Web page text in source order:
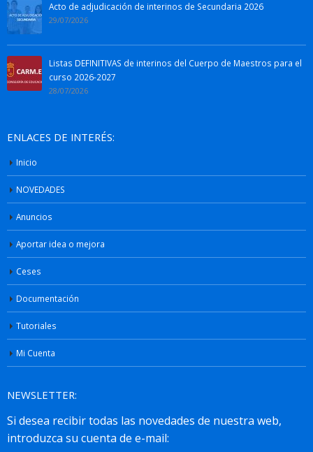
Acto de adjudicación de interinos de Secundaria 2026
29/07/2026
Listas DEFINITIVAS de interinos del Cuerpo de Maestros para el
curso 2026-2027
28/07/2026
ENLACES DE INTERÉS:
Inicio
NOVEDADES
Anuncios
Aportar idea o mejora
Ceses
Documentación
Tutoriales
Mi Cuenta
NEWSLETTER: